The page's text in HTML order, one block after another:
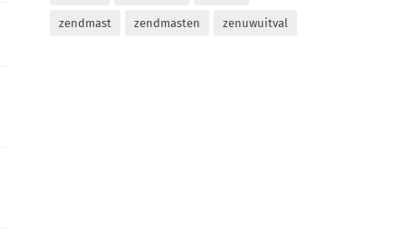
zendmast zendmasten zenuwuitval